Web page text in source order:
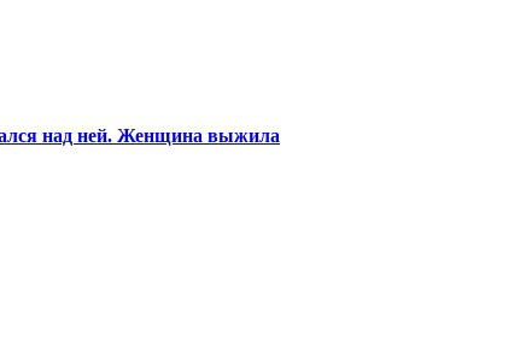
над ней. Женщина выжила